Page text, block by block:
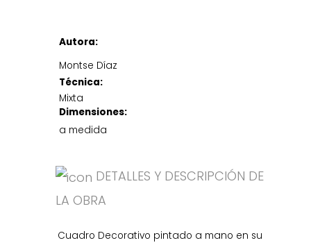
Autora:
Montse Díaz
Técnica:
Mixta
Dimensiones:
a medida
DETALLES Y DESCRIPCIÓN DE
LA OBRA
Cuadro Decorativo pintado a mano en su